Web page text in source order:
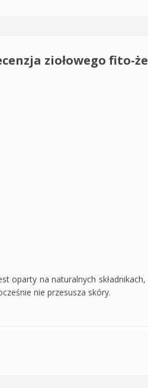
ziołowego fito-
oparty na naturalnych
nie przesusza skóry.
fito-żelu Hand Made Japan,